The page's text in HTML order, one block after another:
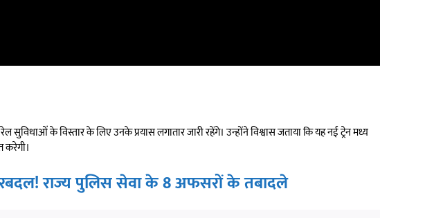
सुविधाओं के विस्तार के लिए उनके प्रयास लगातार जारी रहेंगे। उन्होंने विश्वास जताया कि यह नई ट्रेन मध्य
राज्य पुलिस सेवा के 8 अफसरों के तबादले